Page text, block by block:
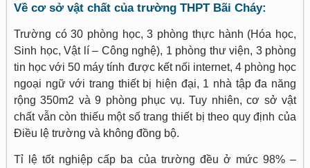
Về cơ sở vật chất của trường THPT Bãi Cháy:
Trường có 30 phòng học, 3 phòng thực hành (Hóa học,
Sinh học, Vật lí – Công nghệ), 1 phòng thư viện, 3 phòng
tin học với 50 máy tính được kết nối internet, 4 phòng học
ngoại ngữ với trang thiết bị hiện đại, 1 nhà tập đa năng
rộng 350m2 và 9 phòng phục vụ. Tuy nhiên, cơ sở vật
chất vẫn còn thiếu một số trang thiết bị theo quy định của
Điều lệ trường và không đồng bộ.
Tỉ lệ tốt nghiệp cấp ba của trường đều ở mức 98% –